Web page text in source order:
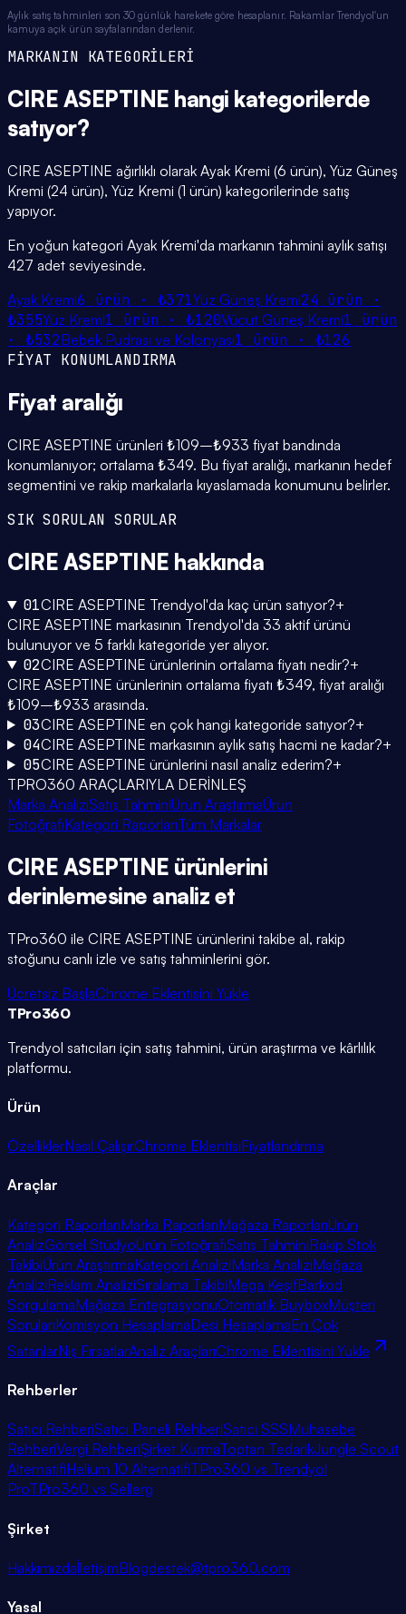
Aylık satış tahminleri son 30 günlük harekete göre hesaplanır. Rakamlar Trendyol'un
kamuya açık ürün sayfalarından derlenir.
MARKANIN KATEGORİLERİ
CIRE ASEPTINE hangi kategorilerde
satıyor?
CIRE ASEPTINE ağırlıklı olarak Ayak Kremi (6 ürün), Yüz Güneş
Kremi (24 ürün), Yüz Kremi (1 ürün) kategorilerinde satış
yapıyor.
En yoğun kategori Ayak Kremi'da markanın tahmini aylık satışı
427 adet seviyesinde.
Ayak Kremi6 ürün · ₺371Yüz Güneş Kremi24 ürün ·
₺355Yüz Kremi1 ürün · ₺120Vücut Güneş Kremi1
ürün
· ₺532Bebek Pudrası ve Kolonyası1 ürün · ₺126
FİYAT KONUMLANDIRMA
Fiyat aralığı
CIRE ASEPTINE ürünleri ₺109–₺933 fiyat bandında
konumlanıyor; ortalama ₺349. Bu fiyat aralığı, markanın hedef
segmentini ve rakip markalarla kıyaslamada konumunu belirler.
SIK SORULAN SORULAR
CIRE ASEPTINE hakkında
01CIRE ASEPTINE Trendyol'da kaç ürün satıyor?+
CIRE ASEPTINE markasının Trendyol'da 33 aktif ürünü
bulunuyor ve 5 farklı kategoride yer alıyor.
02CIRE ASEPTINE ürünlerinin ortalama fiyatı nedir?+
CIRE ASEPTINE ürünlerinin ortalama fiyatı ₺349, fiyat aralığı
₺109–₺933 arasında.
03CIRE ASEPTINE en çok hangi kategoride satıyor?+
04CIRE ASEPTINE markasının aylık satış hacmi ne kadar?+
05CIRE ASEPTINE ürünlerini nasıl analiz ederim?+
TPRO360 ARAÇLARIYLA DERİNLEŞ
Marka AnaliziSatış TahminiÜrün AraştırmaÜrün
FotoğrafıKategori RaporlarıTüm Markalar
CIRE ASEPTINE ürünlerini
derinlemesine analiz et
TPro360 ile CIRE ASEPTINE ürünlerini takibe al, rakip
stoğunu canlı izle ve satış tahminlerini gör.
Ücretsiz BaşlaChrome Eklentisini Yükle
TPro360
Trendyol satıcıları için satış tahmini, ürün araştırma ve kârlılık
platformu.
Ürün
ÖzelliklerNasıl ÇalışırChrome EklentisiFiyatlandırma
Araçlar
Kategori RaporlarıMarka RaporlarıMağaza RaporlarıÜrün
AnalizGörsel StüdyoÜrün FotoğrafıSatış TahminiRakip Stok
TakibiÜrün AraştırmaKategori AnaliziMarka AnaliziMağaza
AnaliziReklam AnaliziSıralama TakibiMega KeşifBarkod
SorgulamaMağaza EntegrasyonuOtomatik BuyboxMüşteri
SorularıKomisyon HesaplamaDesi HesaplamaEn Çok
SatanlarNiş FırsatlarAnaliz AraçlarıChrome Eklentisini Yükle
Rehberler
Satıcı RehberiSatıcı Paneli RehberiSatıcı SSSMuhasebe
RehberiVergi RehberiŞirket KurmaToptan TedarikJungle Scout
AlternatifiHelium 10 AlternatifiTPro360 vs Trendyol
ProTPro360 vs Sellerg
Şirket
HakkımızdaİletişimBlogdestek@tpro360.com
Yasal